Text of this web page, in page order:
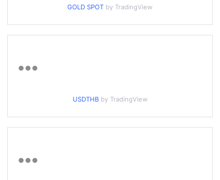
GOLD SPOT by TradingView
USDTHB by TradingView